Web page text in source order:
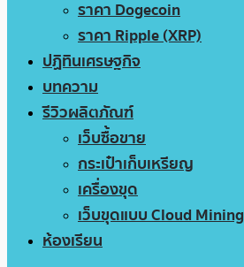
ราคา Dogecoin
ราคา Ripple (XRP)
ปฏิทินเศรษฐกิจ
บทความ
รีวิวผลิตภัณฑ์
เว็บซื้อขาย
กระเป๋าเก็บเหรียญ
เครื่องขุด
เว็บขุดแบบ Cloud Mining
ห้องเรียน